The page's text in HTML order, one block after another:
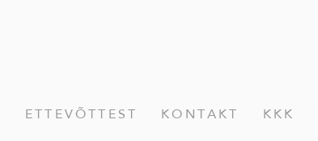
ETTEVÕTTEST KONTAKT KKK